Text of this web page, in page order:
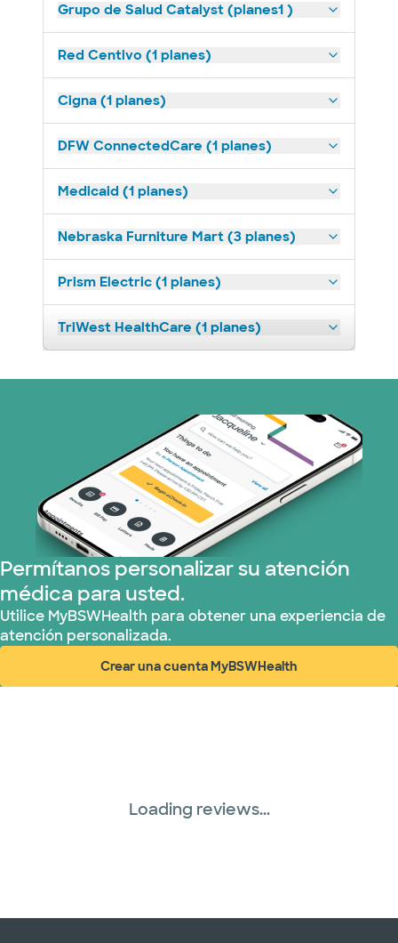
Grupo de Salud Catalyst (planes1 )
Red Centivo (1 planes)
Cigna (1 planes)
DFW ConnectedCare (1 planes)
Medicaid (1 planes)
Nebraska Furniture Mart (3 planes)
Prism Electric (1 planes)
TriWest HealthCare (1 planes)
Permítanos personalizar su atención
médica para usted.
Utilice MyBSWHealth para obtener una experiencia de
atención personalizada.
Crear una cuenta MyBSWHealth
(abre en ventana nueva)
Loading reviews...